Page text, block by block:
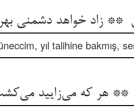
yıl talihine bakmış,